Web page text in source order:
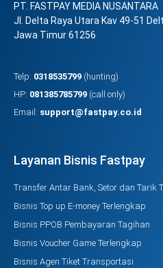
PT. FASTPAY MEDIA NUSANTARA
Jl. Delta Raya Utara Kav 49-51
Jawa Timur 61256
Telp: 0318535799 (hunting)
HP: 081385785799 (call only)
Email: support@fastpay.co.id
Layanan Bisnis Fastpay
Transfer Antar Bank, Setor dan Tarik
Bisnis Top up E-money Terlengkap
Bisnis PPOB Pembayaran Tagihan
Bisnis Voucher Game Terlengkap
Bisnis Agen Tiket Transportasi